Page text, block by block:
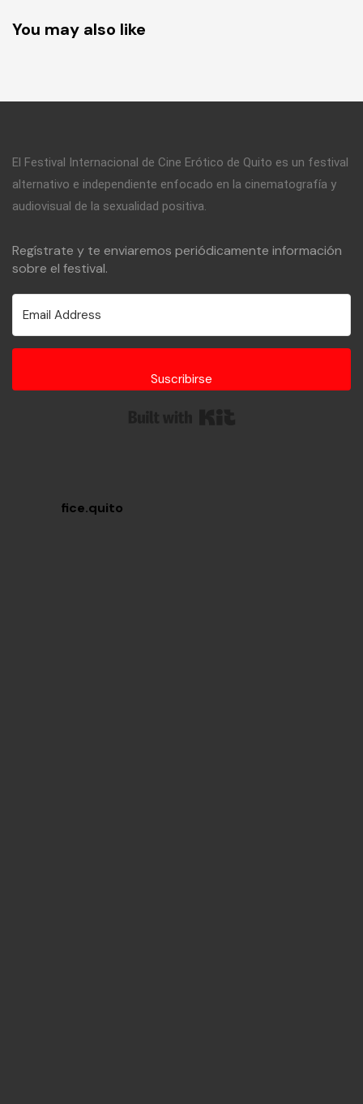
You may also like
El Festival Internacional de Cine Erótico de Quito es un festival
alternativo e independiente enfocado en la cinematografía y
audiovisual de la sexualidad positiva.
Regístrate y te enviaremos periódicamente información
sobre el festival.
Suscribirse
fice.quito